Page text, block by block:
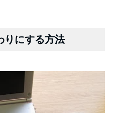
りにする方法